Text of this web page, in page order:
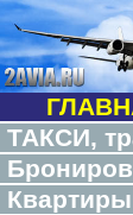
ТАКСИ,